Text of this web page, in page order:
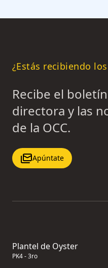
¿Estás recibiendo
Recibe el
directora y las
de la OCC.
Apúntate
Plantel de Oyster
PK4 - 3ro